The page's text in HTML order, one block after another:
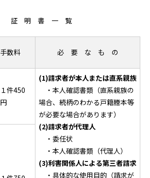
証 明 書 一 覧
手数料 必 要 な も の
１件450
円
(1)請求者が本人または直系親族
・本人確認書類（直系親族の
場合、続柄のわかる戸籍謄本等
が必要な場合があります）
(2)請求者が代理人
・委任状
・本人確認書類（代理人）
(3)利害関係人による第三者請求
・具体的な使用目的（請求が